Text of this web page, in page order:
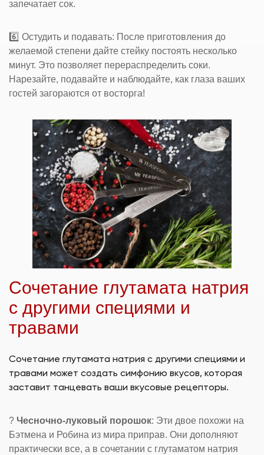
запечатает сок.
6️⃣ Остудить и подавать: После приготовления до
желаемой степени дайте стейку постоять несколько
минут. Это позволяет перераспределить соки.
Нарезайте, подавайте и наблюдайте, как глаза ваших
гостей загораются от восторга!
Сочетание глутамата натрия
с другими специями и
травами
Сочетание глутамата натрия с другими специями и
травами может создать симфонию вкусов, которая
заставит танцевать ваши вкусовые рецепторы.
? Чесночно-луковый порошок: Эти двое похожи на
Бэтмена и Робина из мира приправ. Они дополняют
практически все, а в сочетании с глутаматом натрия